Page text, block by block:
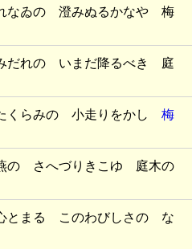
なゐの 澄みぬるかなや 梅
だれの いまだ降るべき 庭
くらみの 小走りをかし 梅
の さへづりきこゆ 庭木の
とまる このわびしさの な